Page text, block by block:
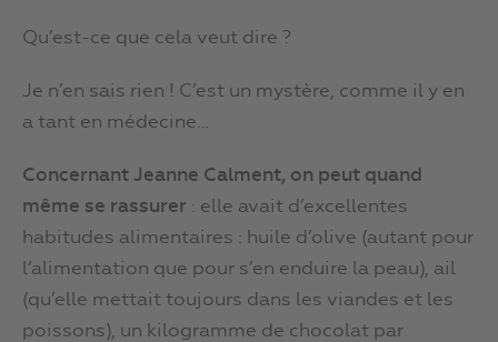
Qu’est-ce que cela veut dire ?
Je n’en sais rien ! C’est un mystère, comme il y en
a tant en médecine…
Concernant Jeanne Calment, on peut quand
même se rassurer : elle avait d’excellentes
habitudes alimentaires : huile d’olive (autant pour
l’alimentation que pour s’en enduire la peau), ail
(qu’elle mettait toujours dans les viandes et les
poissons), un kilogramme de chocolat par